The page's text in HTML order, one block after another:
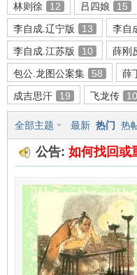
林则徐
12 吕四娘 15
李自成.辽宁版
13 李自
李自成.江苏版
10 薛刚
包公.龙图公案集
58 薛
成吉思汗
19 飞龙传 10
全部主题 最新 热门 热
公告: 如何找回或